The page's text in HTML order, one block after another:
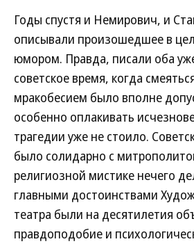
Годы спустя и Немирович, и
описывали произошедшее в
юмором. Правда, писали оба
советское время, когда
мракобесием было вполне
особенно оплакивать
трагедии уже не стоило.
было солидарно с
религиозной мистике нечего
главными достоинствами
театра были на десятилетия
правдоподобие и